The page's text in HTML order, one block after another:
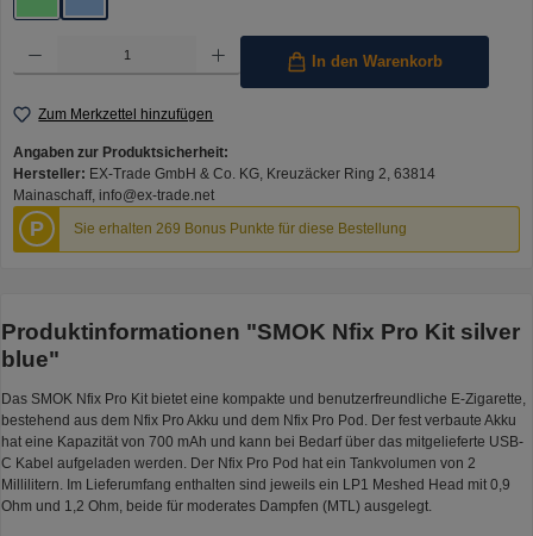
Produkt Anzahl: Gib den gewünschten Wert ein oder benutze die Schaltflächen um die
In den Warenkorb
Zum Merkzettel hinzufügen
Angaben zur Produktsicherheit:
Hersteller: EX-Trade GmbH & Co. KG, Kreuzäcker Ring 2, 63814
Mainaschaff, info@ex-trade.net
P Sie erhalten 269 Bonus Punkte für diese Bestellung
Produktinformationen "SMOK Nfix Pro Kit silver
blue"
Das SMOK Nfix Pro Kit bietet eine kompakte und benutzerfreundliche E-Zigarette,
bestehend aus dem Nfix Pro Akku und dem Nfix Pro Pod. Der fest verbaute Akku
hat eine Kapazität von 700 mAh und kann bei Bedarf über das mitgelieferte USB-
C Kabel aufgeladen werden. Der Nfix Pro Pod hat ein Tankvolumen von 2
Millilitern. Im Lieferumfang enthalten sind jeweils ein LP1 Meshed Head mit 0,9
Ohm und 1,2 Ohm, beide für moderates Dampfen (MTL) ausgelegt.